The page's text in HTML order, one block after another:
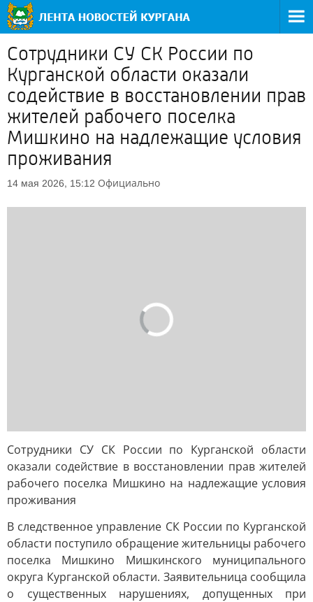
Сотрудники СУ СК России по
Курганской области оказали
содействие в восстановлении прав
жителей рабочего поселка
Мишкино на надлежащие условия
проживания
14 мая 2026, 15:12 Официально
Сотрудники СУ СК России по Курганской области
оказали содействие в восстановлении прав жителей
рабочего поселка Мишкино на надлежащие условия
проживания
В следственное управление СК России по Курганской
области поступило обращение жительницы рабочего
поселка Мишкино Мишкинского муниципального
округа Курганской области. Заявительница сообщила
о существенных нарушениях, допущенных при